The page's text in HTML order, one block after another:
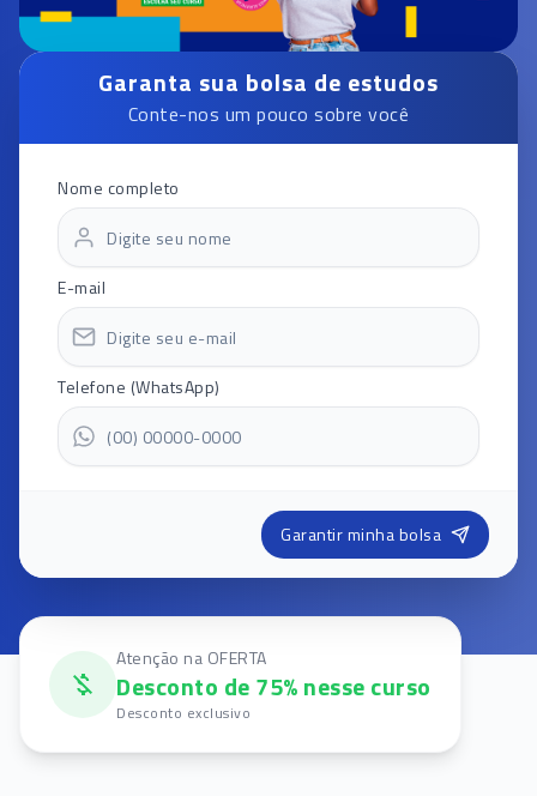
Garanta sua bolsa de estudos
Conte-nos um pouco sobre você
Nome completo
E-mail
Telefone (WhatsApp)
Garantir minha bolsa
Atenção na OFERTA
Desconto de 75% nesse curso
Desconto exclusivo